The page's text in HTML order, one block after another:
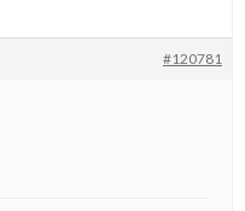
#120781